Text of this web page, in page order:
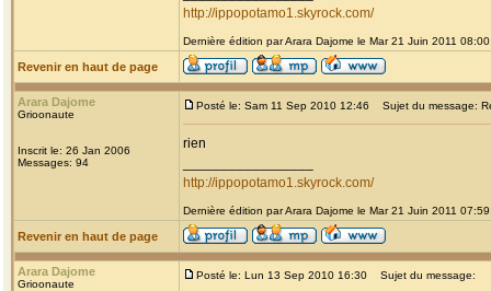
http://ippopotamo1.skyrock.com/
Dernière édition par Arara Dajome le Mar 21 Juin 2011
Revenir en haut de page
Arara Dajome
Grioonaute
Inscrit le: 26 Jan 2006
Messages: 94
Posté le: Sam 11 Sep 2010 12:46 Sujet du message:
rien
http://ippopotamo1.skyrock.com/
Dernière édition par Arara Dajome le Mar 21 Juin 2011
Revenir en haut de page
Arara Dajome
Grioonaute
Posté le: Lun 13 Sep 2010 16:30 Sujet du message: